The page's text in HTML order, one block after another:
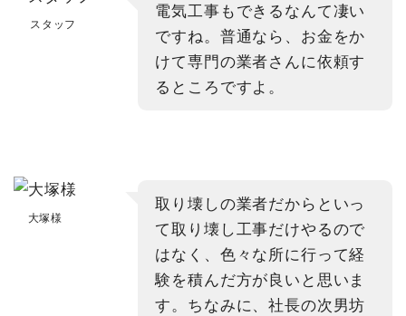
スタッフ
電気工事もできるなんて凄い
ですね。普通なら、お金をか
けて専門の業者さんに依頼す
るところですよ。
大塚様
取り壊しの業者だからといっ
て取り壊し工事だけやるので
はなく、色々な所に行って経
験を積んだ方が良いと思いま
す。ちなみに、社長の次男坊